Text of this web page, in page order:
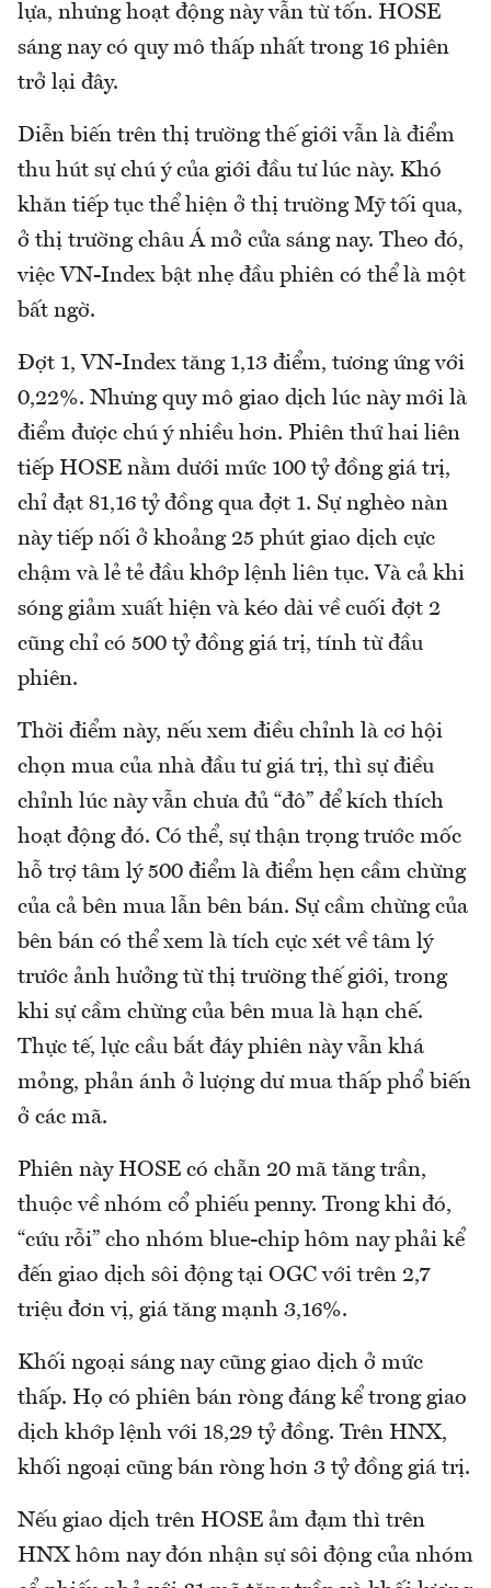
lựa, nhưng hoạt động này vẫn từ tốn. HOSE
sáng nay có quy mô thấp nhất trong 16 phiên
trở lại đây.
Diễn biến trên thị trường thế giới vẫn là điểm
thu hút sự chú ý của giới đầu tư lúc này. Khó
khăn tiếp tục thể hiện ở thị trường Mỹ tối qua,
ở thị trường châu Á mở cửa sáng nay. Theo đó,
việc VN-Index bật nhẹ đầu phiên có thể là một
bất ngờ.
Đợt 1, VN-Index tăng 1,13 điểm, tương ứng với
0,22%. Nhưng quy mô giao dịch lúc này mới là
điểm được chú ý nhiều hơn. Phiên thứ hai liên
tiếp HOSE nằm dưới mức 100 tỷ đồng giá trị,
chỉ đạt 81,16 tỷ đồng qua đợt 1. Sự nghèo nàn
này tiếp nối ở khoảng 25 phút giao dịch cực
chậm và lẻ tẻ đầu khớp lệnh liên tục. Và cả khi
sóng giảm xuất hiện và kéo dài về cuối đợt 2
cũng chỉ có 500 tỷ đồng giá trị, tính từ đầu
phiên.
Thời điểm này, nếu xem điều chỉnh là cơ hội
chọn mua của nhà đầu tư giá trị, thì sự điều
chỉnh lúc này vẫn chưa đủ “đô” để kích thích
hoạt động đó. Có thể, sự thận trọng trước mốc
hỗ trợ tâm lý 500 điểm là điểm hẹn cầm chừng
của cả bên mua lẫn bên bán. Sự cầm chừng của
bên bán có thể xem là tích cực xét về tâm lý
trước ảnh hưởng từ thị trường thế giới, trong
khi sự cầm chừng của bên mua là hạn chế.
Thực tế, lực cầu bắt đáy phiên này vẫn khá
mỏng, phản ánh ở lượng dư mua thấp phổ biến
ở các mã.
Phiên này HOSE có chẵn 20 mã tăng trần,
thuộc về nhóm cổ phiếu penny. Trong khi đó,
“cứu rỗi” cho nhóm blue-chip hôm nay phải kể
đến giao dịch sôi động tại OGC với trên 2,7
triệu đơn vị, giá tăng mạnh 3,16%.
Khối ngoại sáng nay cũng giao dịch ở mức
thấp. Họ có phiên bán ròng đáng kể trong giao
dịch khớp lệnh với 18,29 tỷ đồng. Trên HNX,
khối ngoại cũng bán ròng hơn 3 tỷ đồng giá trị.
Nếu giao dịch trên HOSE ảm đạm thì trên
HNX hôm nay đón nhận sự sôi động của nhóm